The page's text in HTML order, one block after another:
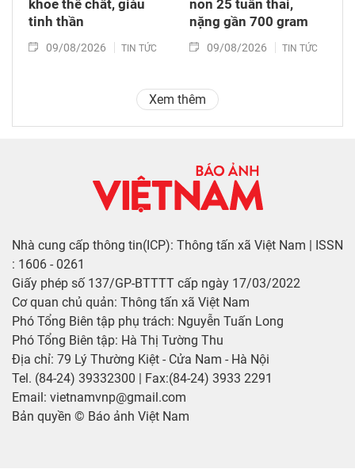
khỏe thể chất, giàu
tinh thần
09/08/2026 TIN TỨC
non 25 tuần thai,
nặng gần 700 gram
09/08/2026 TIN TỨC
Xem thêm
Nhà cung cấp thông tin(ICP): Thông tấn xã Việt Nam | ISSN
: 1606 - 0261
Giấy phép số 137/GP-BTTTT cấp ngày 17/03/2022
Cơ quan chủ quản: Thông tấn xã Việt Nam
Phó Tổng Biên tập phụ trách: Nguyễn Tuấn Long
Phó Tổng Biên tập: Hà Thị Tường Thu
Địa chỉ: 79 Lý Thường Kiệt - Cửa Nam - Hà Nội
Tel. (84-24) 39332300 | Fax:(84-24) 3933 2291
Email: vietnamvnp@gmail.com
Bản quyền © Báo ảnh Việt Nam